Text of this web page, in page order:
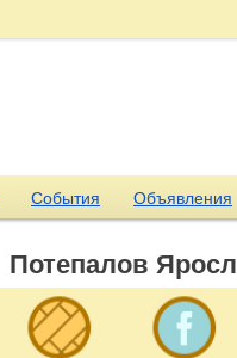
События Объявления
Потепалов